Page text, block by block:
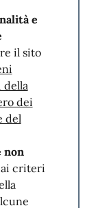
e
il sito
della
dei
del
non
criteri